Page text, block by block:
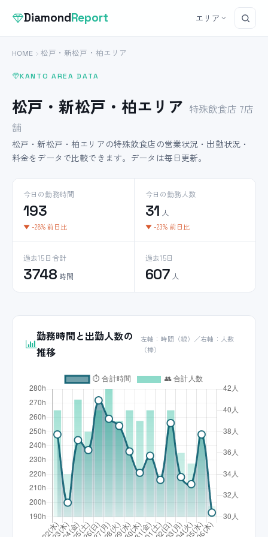
DiamondReport エリア
HOME 松戸・新松戸・柏エリア
KANTO AREA DATA
松戸・新松戸・柏エリア 特殊飲食店 7店
舗
松戸・新松戸・柏エリアの特殊飲食店の営業状況・出勤状況・
料金をデータで比較できます。データは毎日更新。
今日の勤務時間
193
▼ -28% 前日比
今日の勤務人数
31 人
▼ -23% 前日比
過去15日合計
3748 時間
過去15日
607 人
勤務時間と出勤人数の
推移
左軸：時間（線）／右軸：人数
（棒）